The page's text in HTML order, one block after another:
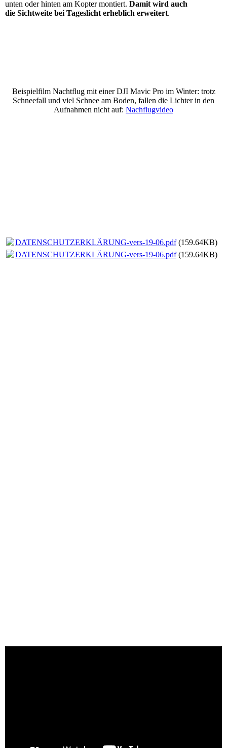
unten oder hinten am Kopter montiert. Damit wird auch
die Sichtweite bei Tageslicht erheblich erweitert.
Beispielfilm Nachtflug mit einer DJI Mavic Pro im Winter: trotz
Schneefall und viel Schnee am Boden, fallen die Lichter in den
Aufnahmen nicht auf: Nachflugvideo
DATENSCHUTZERKLÄRUNG-vers-19-06.pdf(159.64KB)
DATENSCHUTZERKLÄRUNG-vers-19-06.pdf(159.64KB)